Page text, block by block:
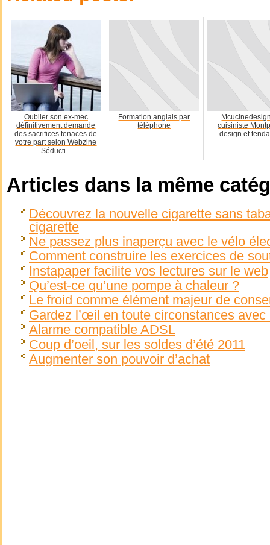
Oublier son ex-mec
définitivement demande
des sacrifices tenaces de
votre part selon Webzine
Séducti...
Formation anglais par
téléphone
cuisiniste
design et
Articles dans la même
Découvrez la nouvelle cigarette sans
cigarette
Ne passez plus inaperçu avec le vélo
Comment construire les exercices de
Instapaper facilite vos lectures sur le web
Qu’est-ce qu’une pompe à chaleur ?
Le froid comme élément majeur de
Gardez l’œil en toute circonstances
Alarme compatible ADSL
Coup d’oeil, sur les soldes d’été 2011
Augmenter son pouvoir d’achat